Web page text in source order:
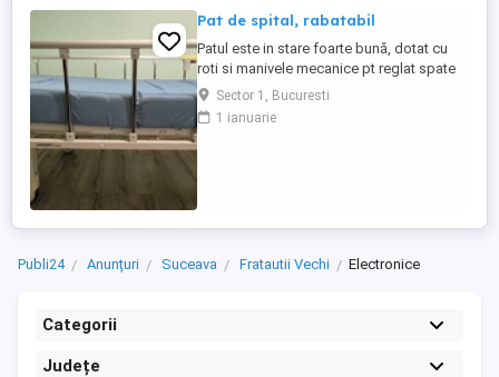
Pat de spital, rabatabil
Patul este in stare foarte bună, dotat cu
roti si manivele mecanice pt reglat spate
si picioare. Saltea speciala inclusă.
Suport de perfuzii si suport de luat masa
incluse. Oferim cadou un bax de scutece
Sector 1, Bucuresti
1 ianuarie
Publi24 Anunțuri Suceava Fratautii Vechi Electronice
Categorii
Județe